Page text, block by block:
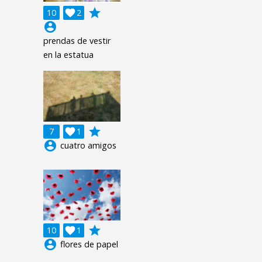
10 2

grade
account_circle
prendas de vestir
en la estatua
7 1

grade
account_circle cuatro amigos
10 1

grade
account_circle flores de papel